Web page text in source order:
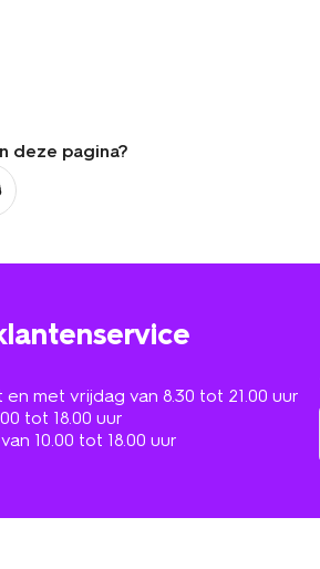
deze pagina?
met vrijdag van 8.30 tot 21.00 uur
tot 18.00 uur
10.00 tot 18.00 uur